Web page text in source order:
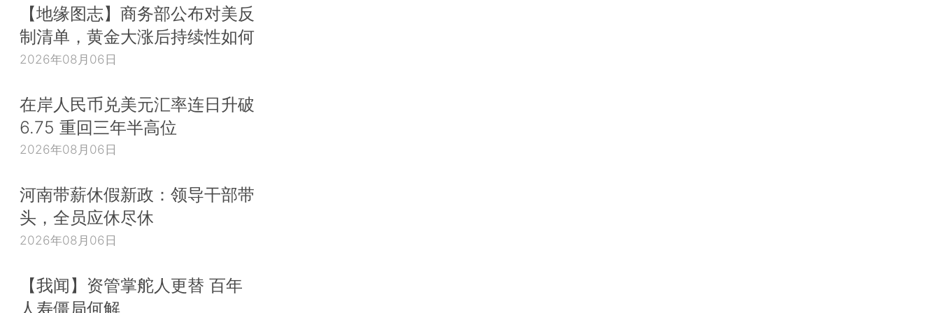
【地缘图志】商务部公布对美反
制清单，黄金大涨后持续性如何
2026年08月06日
在岸人民币兑美元汇率连日升破
6.75 重回三年半高位
2026年08月06日
河南带薪休假新政：领导干部带
头，全员应休尽休
2026年08月06日
【我闻】资管掌舵人更替 百年
人寿僵局何解